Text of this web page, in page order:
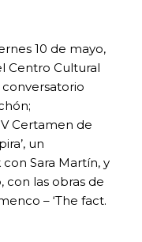
10 de mayo,
Centro Cultural
conversatorio
Certamen de
un
Sara Martín, y
con las obras de
– ‘The fact.